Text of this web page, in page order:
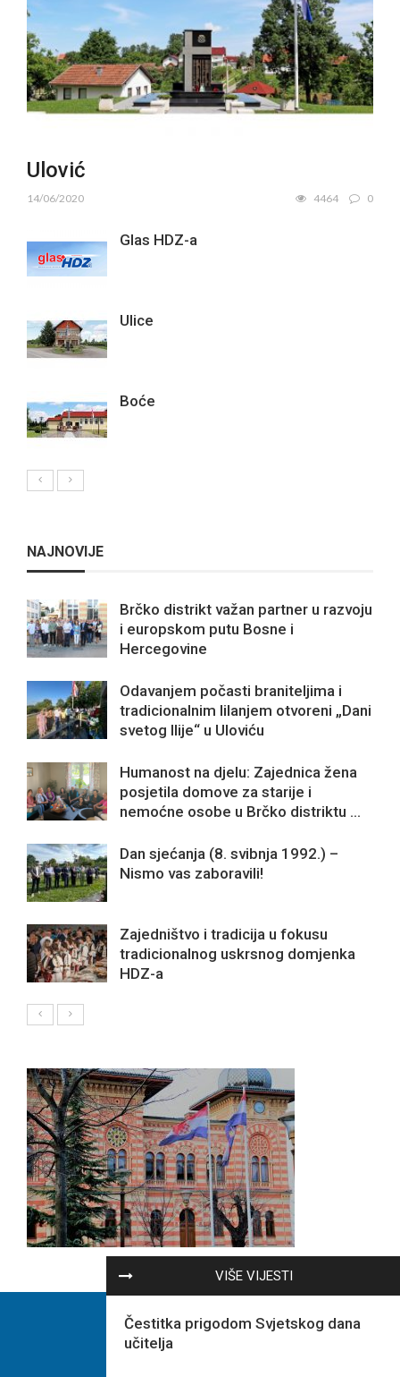
VIŠE VIJESTI
Čestitka prigodom Svjetskog dana
učitelja
Ulović
14/06/2020 4464 0
Glas HDZ-a
Ulice
Boće
NAJNOVIJE
Brčko distrikt važan partner u razvoju
i europskom putu Bosne i
Hercegovine
Odavanjem počasti braniteljima i
tradicionalnim lilanjem otvoreni „Dani
svetog Ilije“ u Uloviću
Humanost na djelu: Zajednica žena
posjetila domove za starije i
nemoćne osobe u Brčko distriktu ...
Dan sjećanja (8. svibnja 1992.) –
Nismo vas zaboravili!
Zajedništvo i tradicija u fokusu
tradicionalnog uskrsnog domjenka
HDZ-a